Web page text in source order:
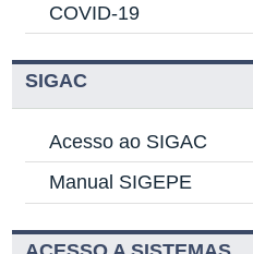
COVID-19
SIGAC
Acesso ao SIGAC
Manual SIGEPE